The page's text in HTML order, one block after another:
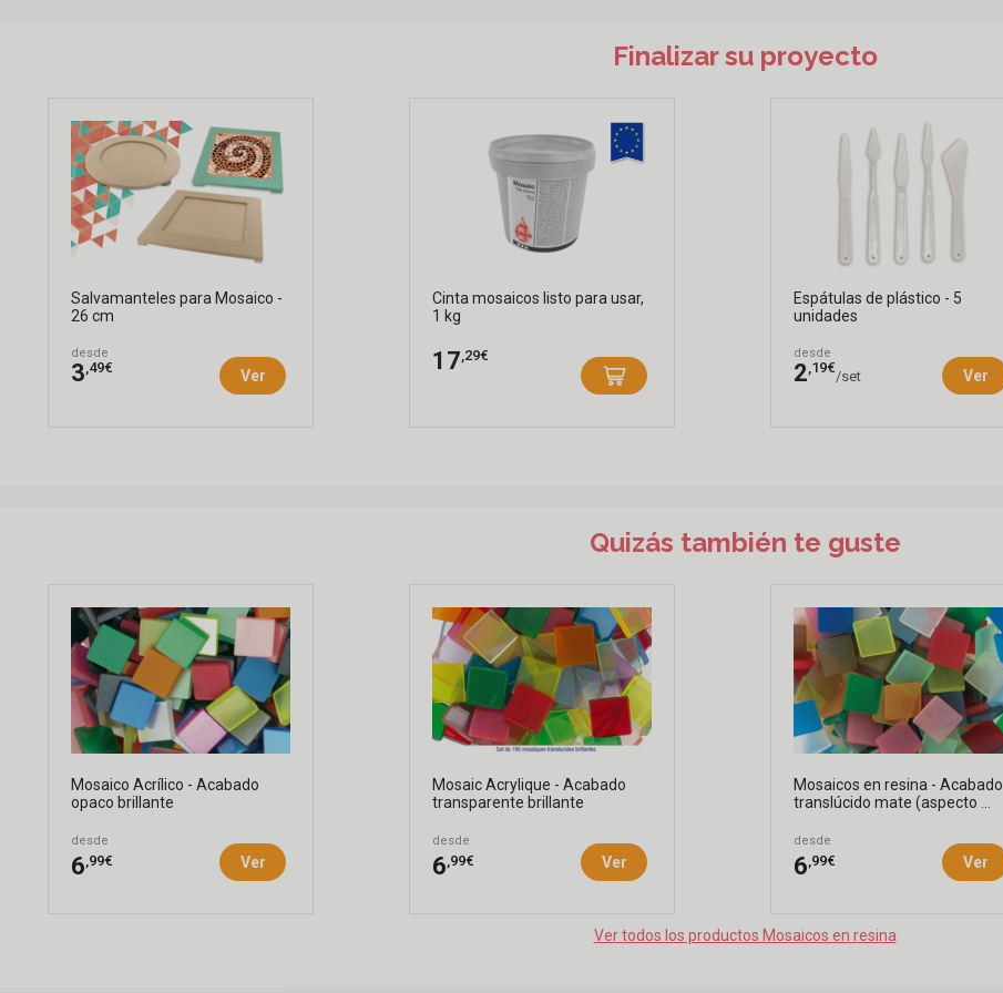
Finalizar su proyecto
Salvamanteles para Mosaico -
26 cm
desde
3,49€ Ver
Cinta mosaicos listo para usar,
1 kg
17,29€
Espátulas de plástico - 5
unidades
desde
2,19€
/set Ver
Quizás también te guste
Mosaico Acrílico - Acabado
opaco brillante
desde
6,99€ Ver
Mosaic Acrylique - Acabado
transparente brillante
desde
6,99€ Ver
Mosaicos en resina - Acabado
translúcido mate (aspecto ...
desde
6,99€ Ver
Ver todos los productos Mosaicos en resina